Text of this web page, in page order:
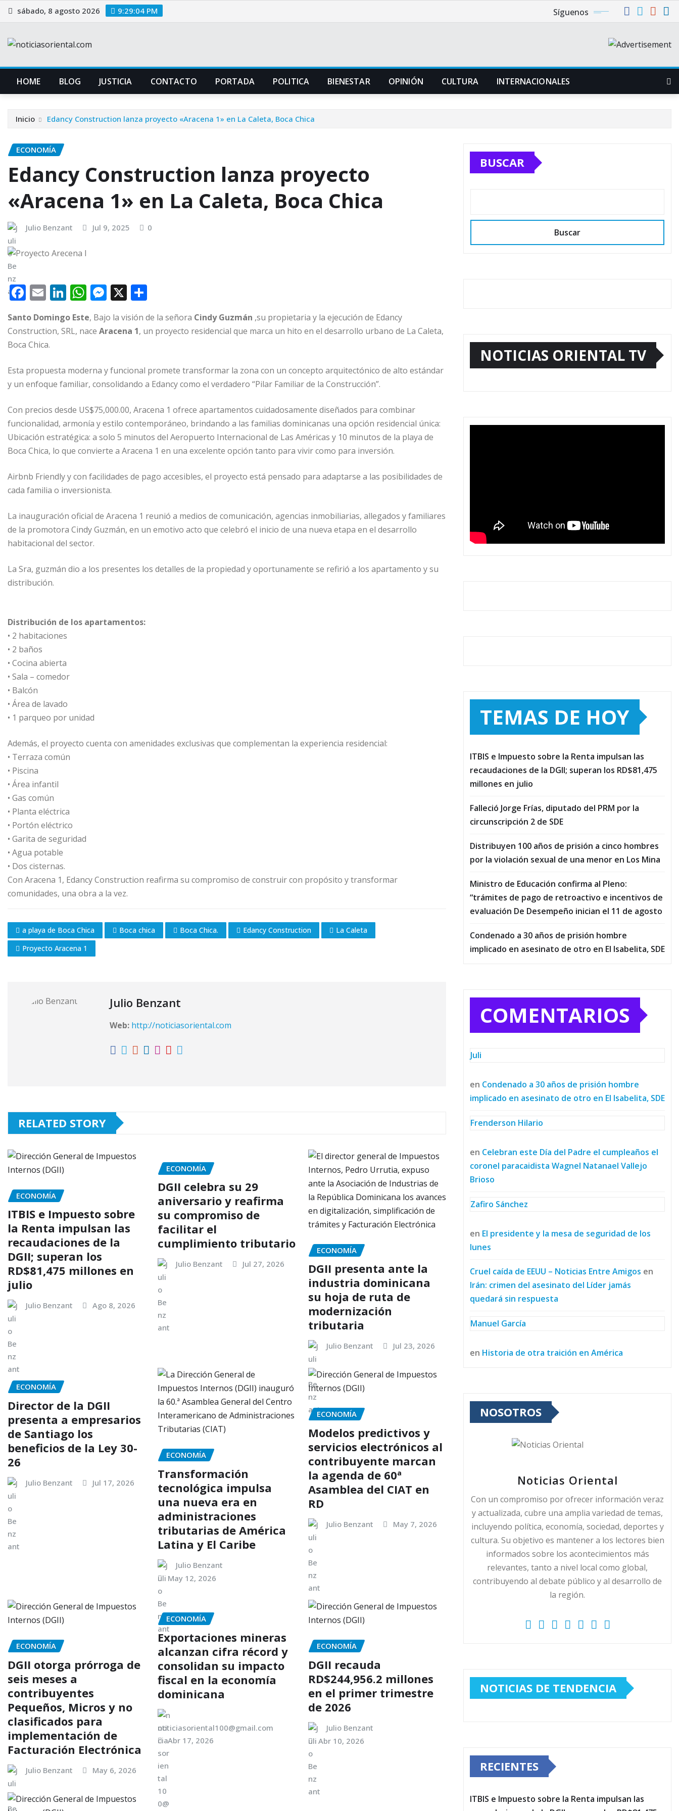
Saltar
al
sábado, 8 agosto 2026 9:29:05 PM Síguenos
HOME BLOG JUSTICIA CONTACTO PORTADA POLITICA BIENESTAR OPINIÓN CULTURA INTERNACIONALES
Inicio Edancy Construction lanza proyecto «Aracena 1» en La Caleta, Boca Chica
ECONOMÍA
Edancy Construction lanza proyecto
«Aracena 1» en La Caleta, Boca Chica
Julio Benzant Jul 9, 2025 0
F
a
c
e
o
o
k
E
m
ai
l
Li
n
k
e
n
W
h
at
s
p
p
M
e
ss
e
g
e
r
X
o
m
p
ti
r
Santo Domingo Este, Bajo la visión de la señora Cindy Guzmán ,su propietaria y la ejecución de Edancy
Construction, SRL, nace Aracena 1, un proyecto residencial que marca un hito en el desarrollo urbano de La Caleta,
Boca Chica.
Esta propuesta moderna y funcional promete transformar la zona con un concepto arquitectónico de alto estándar
y un enfoque familiar, consolidando a Edancy como el verdadero “Pilar Familiar de la Construcción”.
Con precios desde US$75,000.00, Aracena 1 ofrece apartamentos cuidadosamente diseñados para combinar
funcionalidad, armonía y estilo contemporáneo, brindando a las familias dominicanas una opción residencial única:
Ubicación estratégica: a solo 5 minutos del Aeropuerto Internacional de Las Américas y 10 minutos de la playa de
Boca Chica, lo que convierte a Aracena 1 en una excelente opción tanto para vivir como para inversión.
Airbnb Friendly y con facilidades de pago accesibles, el proyecto está pensado para adaptarse a las posibilidades de
cada familia o inversionista.
La inauguración oficial de Aracena 1 reunió a medios de comunicación, agencias inmobiliarias, allegados y familiares
de la promotora Cindy Guzmán, en un emotivo acto que celebró el inicio de una nueva etapa en el desarrollo
habitacional del sector.
La Sra, guzmán dio a los presentes los detalles de la propiedad y oportunamente se refirió a los apartamento y su
distribución.
Distribución de los apartamentos:
• 2 habitaciones
• 2 baños
• Cocina abierta
• Sala – comedor
• Balcón
• Área de lavado
• 1 parqueo por unidad
Además, el proyecto cuenta con amenidades exclusivas que complementan la experiencia residencial:
• Terraza común
• Piscina
• Área infantil
• Gas común
• Planta eléctrica
• Portón eléctrico
• Garita de seguridad
• Agua potable
• Dos cisternas.
Con Aracena 1, Edancy Construction reafirma su compromiso de construir con propósito y transformar
comunidades, una obra a la vez.
a playa de Boca Chica Boca chica Boca Chica. Edancy Construction
La Caleta
Proyecto Aracena 1
Julio Benzant
Web: http://noticiasoriental.com
RELATED STORY
ECONOMÍA
ITBIS e Impuesto sobre
la Renta impulsan las
recaudaciones de la
DGII; superan los
RD$81,475 millones en
julio
Julio Benzant Ago 8, 2026
ECONOMÍA
DGII celebra su 29
aniversario y reafirma
su compromiso de
facilitar el
cumplimiento tributario
Julio Benzant Jul 27, 2026
ECONOMÍA
DGII presenta ante la
industria dominicana
su hoja de ruta de
modernización
tributaria
Julio Benzant Jul 23, 2026
ECONOMÍA
Director de la DGII
presenta a empresarios
de Santiago los
beneficios de la Ley 30-
26
Julio Benzant Jul 17, 2026
ECONOMÍA
Transformación
tecnológica impulsa
una nueva era en
administraciones
tributarias de América
Latina y El Caribe
Julio Benzant
May 12, 2026
ECONOMÍA
Modelos predictivos y
servicios electrónicos al
contribuyente marcan
la agenda de 60ª
Asamblea del CIAT en
RD
Julio Benzant May 7, 2026
ECONOMÍA
DGII otorga prórroga de
seis meses a
contribuyentes
Pequeños, Micros y no
clasificados para
implementación de
Facturación Electrónica
Julio Benzant May 6, 2026
ECONOMÍA
Exportaciones mineras
alcanzan cifra récord y
consolidan su impacto
fiscal en la economía
dominicana
noticiasoriental100@gmail.com
Abr 17, 2026
ECONOMÍA
DGII recauda
RD$244,956.2 millones
en el primer trimestre
de 2026
Julio Benzant
Abr 10, 2026
BUSCAR
Buscar
NOTICIAS ORIENTAL TV
TEMAS DE HOY
ITBIS e Impuesto sobre la Renta impulsan las
recaudaciones de la DGII; superan los RD$81,475
millones en julio
Falleció Jorge Frías, diputado del PRM por la
circunscripción 2 de SDE
Distribuyen 100 años de prisión a cinco hombres
por la violación sexual de una menor en Los Mina
Ministro de Educación confirma al Pleno:
“trámites de pago de retroactivo e incentivos de
evaluación De Desempeño inician el 11 de agosto
Condenado a 30 años de prisión hombre
implicado en asesinato de otro en El Isabelita, SDE
COMENTARIOS
Juli
en Condenado a 30 años de prisión hombre
implicado en asesinato de otro en El Isabelita, SDE
Frenderson Hilario
en Celebran este Día del Padre el cumpleaños el
coronel paracaidista Wagnel Natanael Vallejo
Brioso
Zafiro Sánchez
en El presidente y la mesa de seguridad de los
lunes
Cruel caída de EEUU – Noticias Entre Amigos en
Irán: crimen del asesinato del Líder jamás
quedará sin respuesta
Manuel García
en Historia de otra traición en América
NOSOTROS
Noticias Oriental
Con un compromiso por ofrecer información veraz
y actualizada, cubre una amplia variedad de temas,
incluyendo política, economía, sociedad, deportes y
cultura. Su objetivo es mantener a los lectores bien
informados sobre los acontecimientos más
relevantes, tanto a nivel local como global,
contribuyendo al debate público y al desarrollo de
la región.
NOTICIAS DE TENDENCIA
RECIENTES
ITBIS e Impuesto sobre la Renta impulsan las